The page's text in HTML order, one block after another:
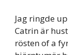
Jag ringde
Catrin är
rösten of a